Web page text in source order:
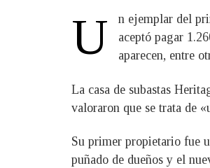
U
n ejemplar del
aceptó pagar
aparecen, entre
La casa de subastas
valoraron que se trata de
Su primer propietario fue
puñado de dueños y el